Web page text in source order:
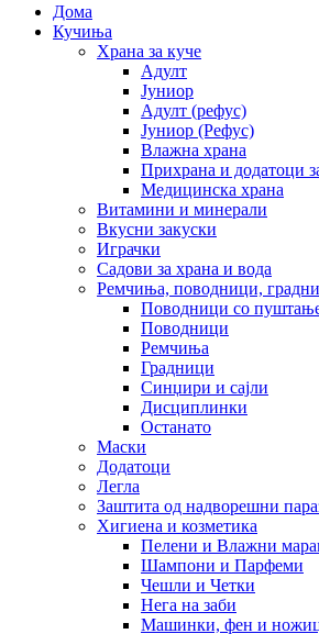
Дома
Кучиња
Храна за куче
Адулт
Јуниор
Адулт (рефус)
Јуниор (Рефус)
Влажна храна
Прихрана и додатоци
Медицинска храна
Витамини и минерали
Вкусни закуски
Играчки
Садови за храна и вода
Ремчиња, поводници,
Поводници со
Поводници
Ремчиња
Градници
Синџири и сајли
Дисциплинки
Останато
Маски
Додатоци
Легла
Заштита од надворешни
Хигиена и козметика
Пелени и Влажни
Шампони и Парфеми
Чешли и Четки
Нега на заби
Машинки, фен и